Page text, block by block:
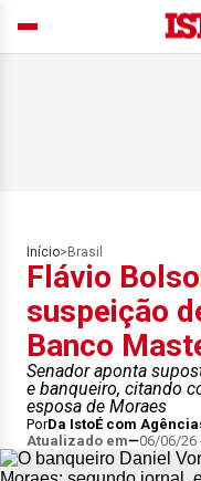
Início> Brasil
Flávio
suspeição
Banco
Senador aponta
e banqueiro, citando
esposa de Moraes
PorDa IstoÉ com
Atualizado em
06/06/26